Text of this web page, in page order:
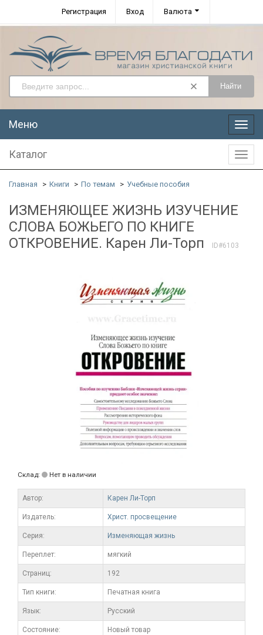
Регистрация Вход Валюта
Найти
Меню
Меню
Каталог
Главная Книги По темам Учебные пособия
ИЗМЕНЯЮЩЕЕ ЖИЗНЬ ИЗУЧЕНИЕ
СЛОВА БОЖЬЕГО ПО КНИГЕ
ОТКРОВЕНИЕ. Карен Ли-Торп
ID#6103
Склад: Нет в наличии
Автор: Карен Ли-Торп
Издатель: Христ. просвещение
Серия: Изменяющая жизнь
Переплет: мягкий
Cтраниц: 192
Тип книги: Печатная книга
Язык: Русский
Состояние: Новый товар